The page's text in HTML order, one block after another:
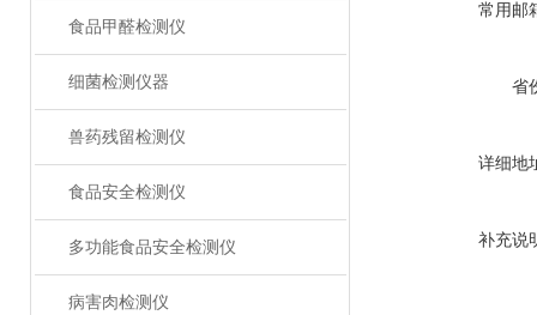
食品甲醛检测仪
细菌检测仪器
兽药残留检测仪
食品安全检测仪
多功能食品安全检测仪
病害肉检测仪
常用邮
省
详细地
补充说